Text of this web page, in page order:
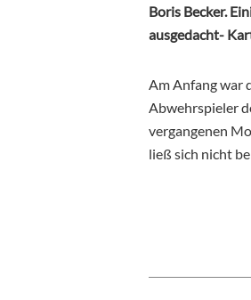
Boris Becker.
ausgedacht-
Am Anfang war
Abwehrspieler
vergangenen
ließ sich nicht